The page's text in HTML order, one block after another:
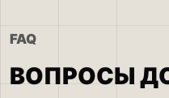
FAQ
ВОПРОСЫ